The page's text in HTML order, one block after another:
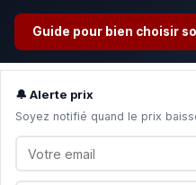
Guide pour bien choisir
🔔 Alerte prix
Soyez notifié quand le prix